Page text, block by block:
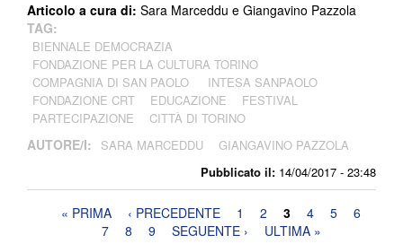
Pubblicato il: 14/04/2017 - 23:48
Articolo a cura di: Sara Marceddu e Giangavino Pazzola
TAG:
BIENNALE DEMOCRAZIA
FONDAZIONE PER LA CULTURA TORINO
COMPAGNIA DI SAN PAOLO
INTESA SANPAOLO
FONDAZIONE CRT
EDUCAZIONE
FESTIVAL
PARTECIPAZIONE
CITTÀ DI TORINO
AUTORE/I: SARA MARCEDDU GIANGAVINO PAZZOLA
Pagine« PRIMA ‹ PRECEDENTE 1 2 3 4 5
6
7
8 9 SEGUENTE › ULTIMA »